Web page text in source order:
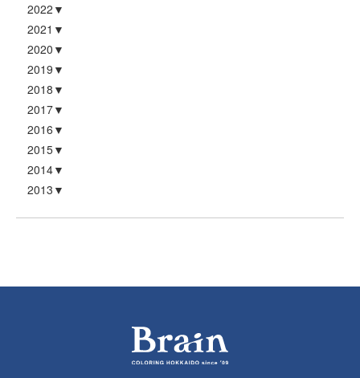
2022
2021
2020
2019
2018
2017
2016
2015
2014
2013